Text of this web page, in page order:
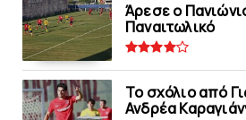
Άρεσε ο
Παναιτωλικό
Το σχόλιο από
Ανδρέα